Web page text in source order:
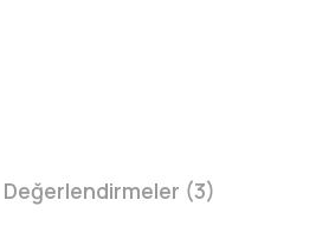
Değerlendirmeler (3)